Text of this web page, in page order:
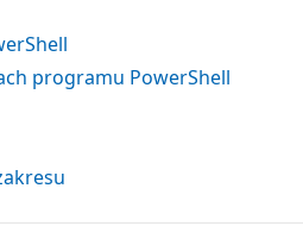
programu PowerShell